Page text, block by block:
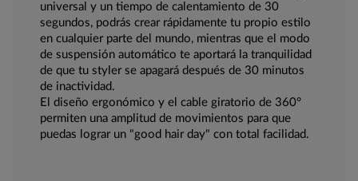
universal y un tiempo de calentamiento de 30
segundos, podrás crear rápidamente tu propio estilo
en cualquier parte del mundo, mientras que el modo
de suspensión automático te aportará la tranquilidad
de que tu styler se apagará después de 30 minutos
de inactividad.
El diseño ergonómico y el cable giratorio de 360°
permiten una amplitud de movimientos para que
puedas lograr un "good hair day" con total facilidad.